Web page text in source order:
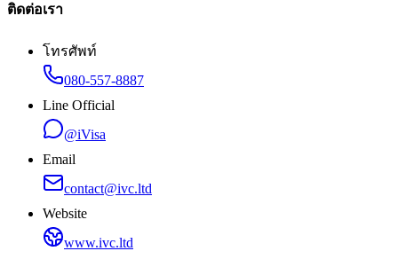
ติดต่อเรา
โทรศัพท์
080-557-8887
Line Official
@iVisa
Email
contact@ivc.ltd
Website
www.ivc.ltd